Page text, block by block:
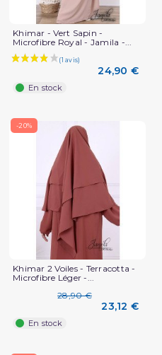
Khimar - Vert Sapin -
Microfibre Royal - Jamila -...
24,90 €
En stock
-20%
Khimar 2 Voiles - Terracotta -
Microfibre Léger -...
28,90 €
23,12 €
En stock